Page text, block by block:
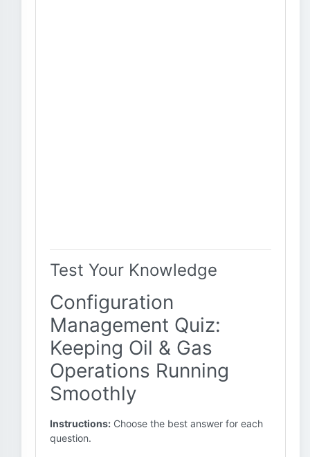
Test Your Knowledge
Configuration
Management Quiz:
Keeping Oil & Gas
Operations Running
Smoothly
Instructions: Choose the best answer for each
question.